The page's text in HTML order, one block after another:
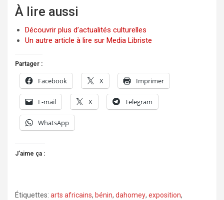
À lire aussi
Découvrir plus d’actualités culturelles
Un autre article à lire sur Media Libriste
Partager :
Facebook X Imprimer
E-mail X Telegram
WhatsApp
J’aime ça :
Étiquettes: arts africains, bénin, dahomey, exposition,